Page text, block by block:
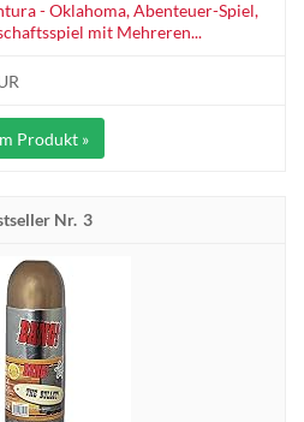
- Oklahoma, Abenteuer-Spiel,
mit Mehreren...
Produkt »
3